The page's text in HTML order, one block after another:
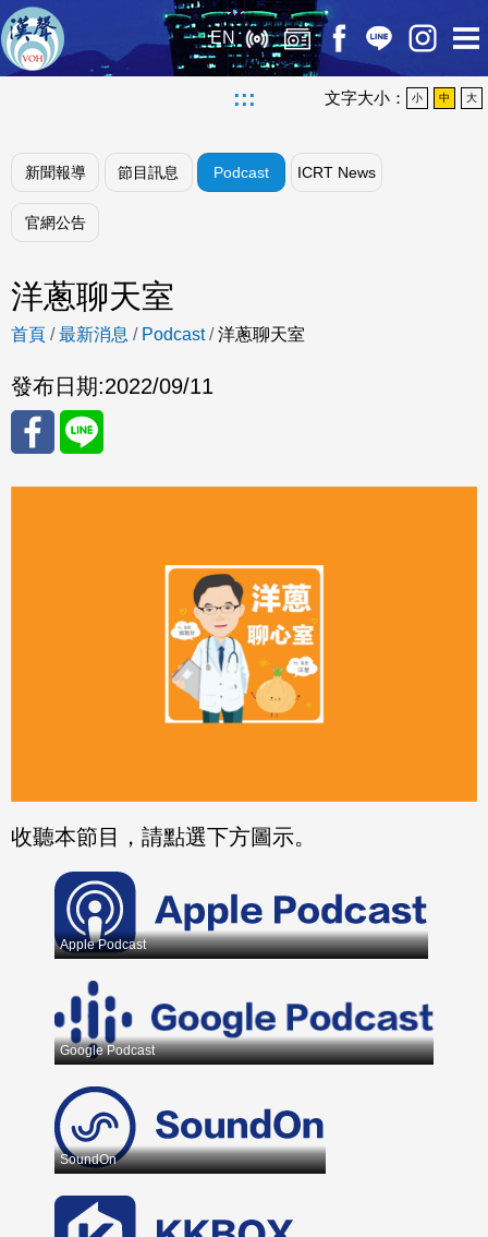
EN
::: 文字大小： 小 中 大
新聞報導 節目訊息 Podcast ICRT News
官網公告
洋蔥聊天室
首頁 /最新消息 / Podcast /洋蔥聊天室
發布日期:2022/09/11
分享 分享
收聽本節目，請點選下方圖示。
Apple Podcast
Google Podcast
SoundOn